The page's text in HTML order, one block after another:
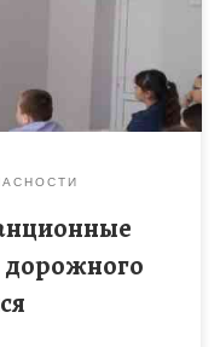
В начале […]
дорожного